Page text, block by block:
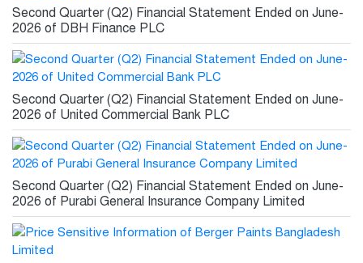
Second Quarter (Q2) Financial Statement Ended on June-
2026 of DBH Finance PLC
Second Quarter (Q2) Financial Statement Ended on June-
2026 of United Commercial Bank PLC
Second Quarter (Q2) Financial Statement Ended on June-
2026 of Purabi General Insurance Company Limited